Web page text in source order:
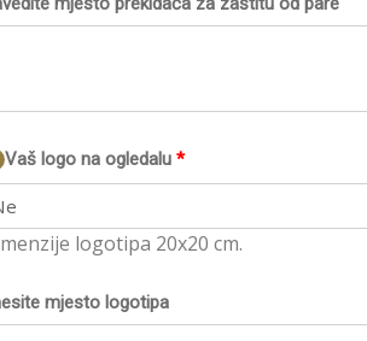
*
Vaš logo na ogledalu
logotipa 20x20 cm.
mjesto logotipa